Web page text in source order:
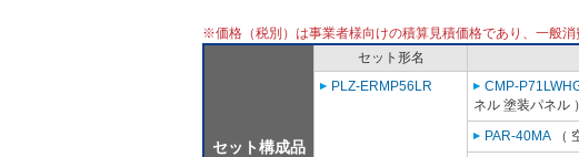
※価格（税別）は事業者様向けの積算見積価格であり、一般消
セット構成品
セット形名
PLZ-ERMP56LR
CMP-
ネル 塗装パネル ）
PAR-40MA （